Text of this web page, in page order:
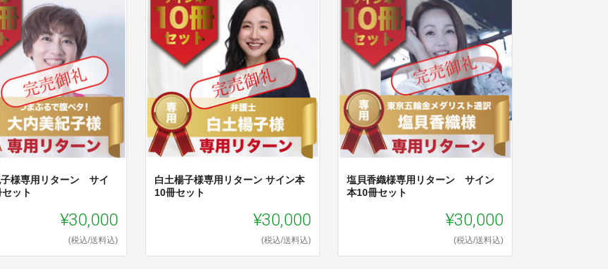
子様専用リターン サイ
ット
¥30,000
(税込/送料込)
白土楊子様専用リターン サイン本
10冊セット
¥30,000
(税込/送料込)
塩貝香織様専用リターン サイン
本10冊セット
¥30,000
(税込/送料込)